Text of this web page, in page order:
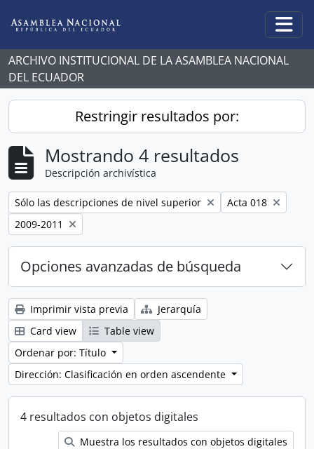
ARCHIVO INSTITUCIONAL DE LA ASAMBLEA NACIONAL
DEL ECUADOR
Restringir resultados por:
Mostrando 4 resultados
Descripción archivística
Remove filter:
Sólo las descripciones de nivel superior Remove filter:
Acta 018
Remove filter:
2009-2011
Opciones avanzadas de búsqueda
Imprimir vista previa
Jerarquía
Card view
Table view
Ordenar por: Título
Dirección: Clasificación en orden ascendente
4 resultados con objetos digitales
Muestra los resultados con objetos digitales